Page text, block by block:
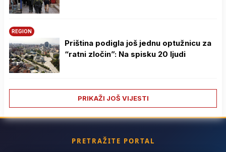
REGION
Priština podigla još jednu optužnicu za
“ratni zločin”: Na spisku 20 ljudi
PRIKAŽI JOŠ VIJESTI
PRETRAŽITE PORTAL